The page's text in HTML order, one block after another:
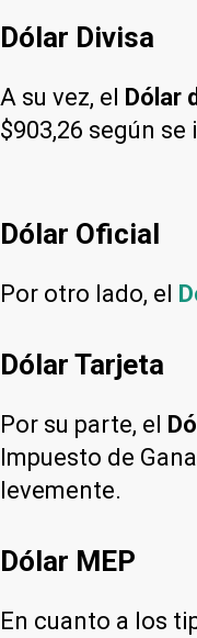
Dólar Divisa
A su vez, el Dólar
$903,26 según
Dólar Oficial
Por otro lado, el
Dólar Tarjeta
Por su parte, el
Impuesto de
levemente.
Dólar MEP
En cuanto a los